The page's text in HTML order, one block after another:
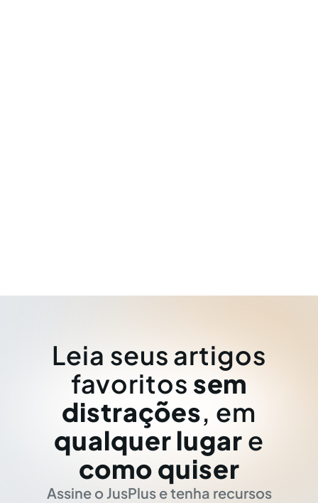
Leia seus artigos
favoritos sem
distrações, em
qualquer lugar e
como quiser
Assine o JusPlus e tenha recursos